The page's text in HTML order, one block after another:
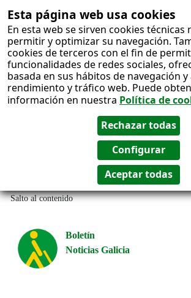
Esta página web usa cookies
En esta web se sirven cookies técnicas
permitir y optimizar su navegación.
cookies de terceros con el fin de
funcionalidades de redes sociales,
basada en sus hábitos de navegación y
rendimiento y tráfico web. Puede
información en nuestra Política de
Salto al contenido
Boletín
Noticias Galicia